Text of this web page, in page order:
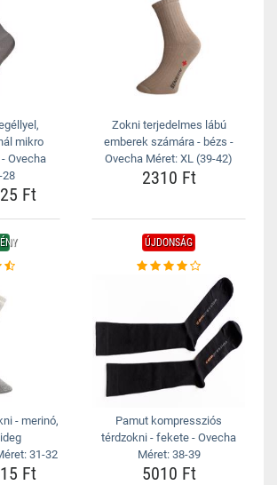
mikro
Ovecha
28
Ft
Zokni terjedelmes lábú
emberek számára - bézs -
Ovecha Méret: XL (39-42)
2310 Ft
- merinó,
31-32
Ft
ÚJDONSÁG
Pamut kompressziós
térdzokni - fekete - Ovecha
Méret: 38-39
5010 Ft